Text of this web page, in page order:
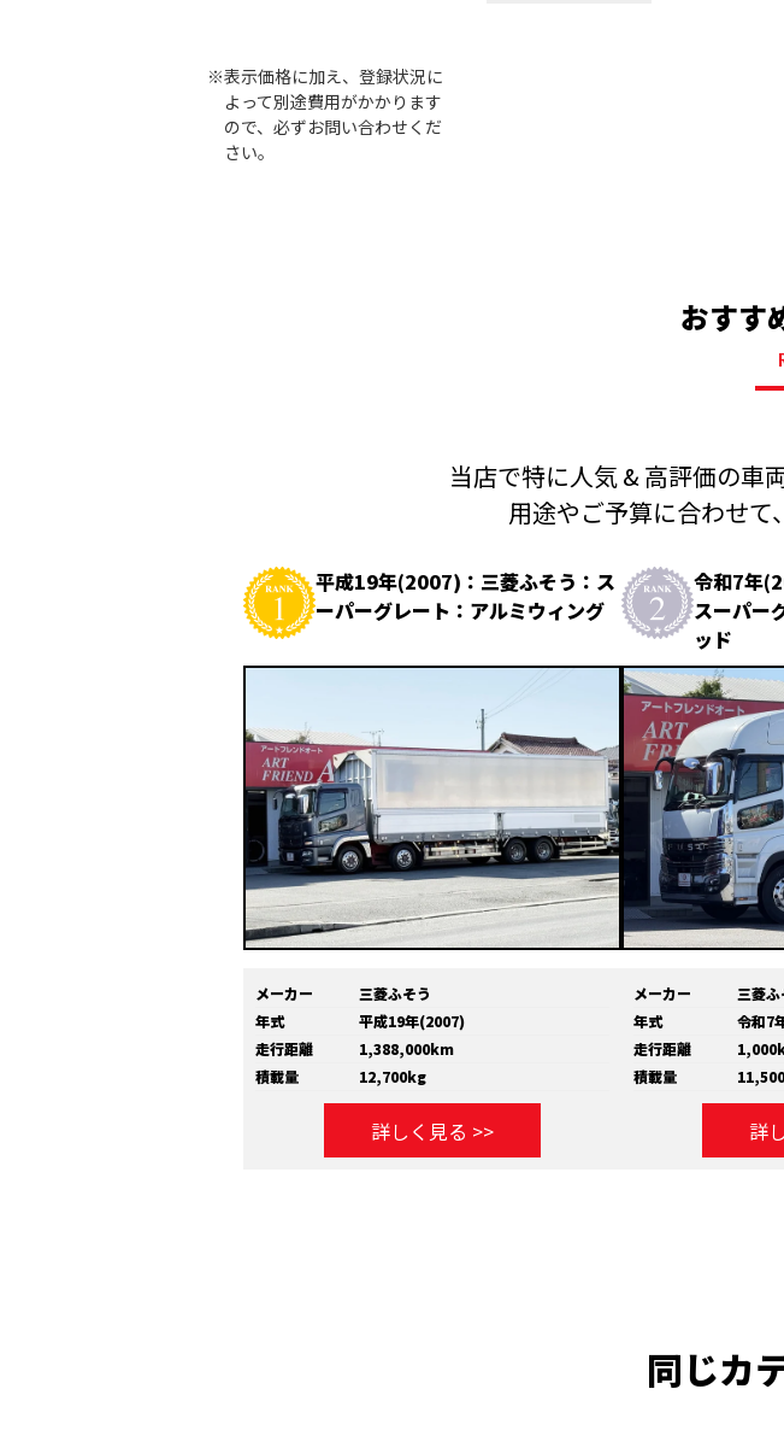
※表示価格に加え、登録状況に
よって別途費用がかかります
ので、必ずお問い合わせくだ
さい。
おすす
当店で特に人気 & 高評価の車
用途やご予算に合わせて、
平成19年(2007)：三菱ふそう：ス
ーパーグレート：アルミウィング
メーカー
三菱ふそう
年式
平成19年(2007)
走行距離
1,388,000km
積載量
12,700kg
詳しく見る >>
令和7年
スーパー
ッド
メーカー
三菱ふ
年式
令和7
走行距離
積載量
詳
同じカ